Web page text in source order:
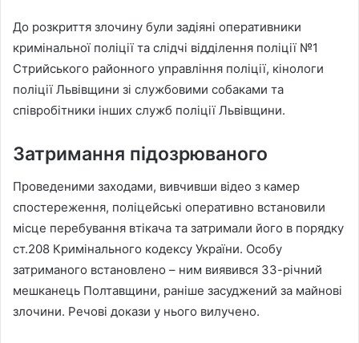
До розкриття злочину були задіяні оперативники
кримінальної поліції та слідчі відділення поліції №1
Стрийського районного управління поліції, кінологи
поліції Львівщини зі службовими собаками та
співробітники інших служб поліції Львівщини.
Затримання підозрюваного
Проведеними заходами, вивчивши відео з камер
спостереження, поліцейські оперативно встановили
місце перебування втікача та затримали його в порядку
ст.208 Кримінального кодексу України. Особу
затриманого встановлено – ним виявився 33-річний
мешканець Полтавщини, раніше засуджений за майнові
злочини. Речові докази у нього вилучено.